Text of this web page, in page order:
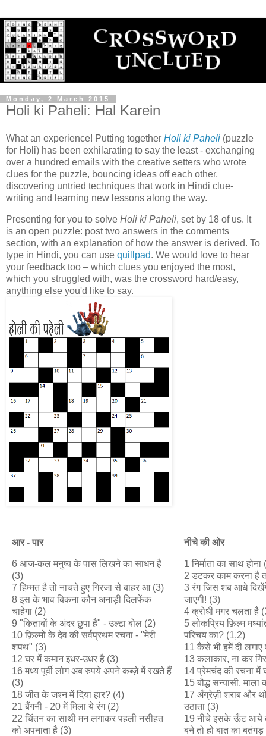
Monday, 2 March 2015
Holi ki Paheli: Hal Karein
What an experience! Putting together Holi ki Paheli (puzzle
for Holi) has been exhilarating to say the least - exchanging
over a hundred emails with the creative setters who wrote
clues for the puzzle, bouncing ideas off each other,
discovering untried techniques that work in Hindi clue-
writing and learning new lessons along the way.
Presenting for you to solve Holi ki Paheli, set by 18 of us. It
is an open puzzle: post two answers in the comments
section, with an explanation of how the answer is derived. To
type in Hindi, you can use quillpad. We would love to hear
your feedback too – which clues you enjoyed the most,
which you struggled with, was the crossword hard/easy,
anything else you'd like to say.
आर - पार
6 आज-कल मनुष्य के पास लिखने का साधन है
(3)
7 हिम्मत है तो नाचते हुए गिरजा से बाहर आ (3)
8 इस के भाव बिकना कौन अनाड़ी दिलफेंक
चाहेगा (2)
9 "किताबों के अंदर छुपा है" - उल्टा बोल (2)
10 फ़िल्मों के देव की सर्वप्रथम रचना - "मेरी
शपथ" (3)
12 घर में कमान इधर-उधर है (3)
16 मध्य पूर्वी लोग अब रुपये अपने कब्ज़े में रखते हैं
(3)
18 जीत के जश्न में दिया हार? (4)
21 बैंगनी - 20 में मिला ये रंग (2)
22 चिंतन का साथी मन लगाकर पहली नसीहत
को अपनाता है (3)
नीचे की ओर
1 निर्माता का साथ होना
2 डटकर काम करना है
3 रंग जिस शब आधे
जाएगी! (3)
4 क्रोधी मगर चलता है
5 लोकप्रिय फ़िल्म
परिचय का? (1,2)
11 कैसे भी हमें दी लगाए
13 कलाकार, ना कर
14 प्रेमचंद की रचना में
15 बौद्ध सन्यासी,
17 अँग्रेज़ी शराब और
उठाता (3)
19 नीचे इसके ऊँट आये
बने तो हो बात का